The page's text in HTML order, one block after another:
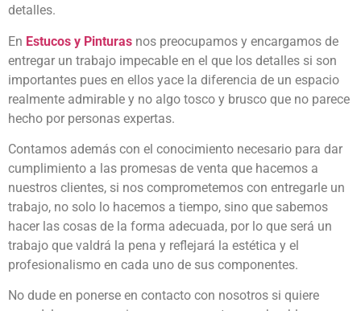
detalles.
En Estucos y Pinturas nos preocupamos y encargamos de
entregar un trabajo impecable en el que los detalles si son
importantes pues en ellos yace la diferencia de un espacio
realmente admirable y no algo tosco y brusco que no parece
hecho por personas expertas.
Contamos además con el conocimiento necesario para dar
cumplimiento a las promesas de venta que hacemos a
nuestros clientes, si nos comprometemos con entregarle un
trabajo, no solo lo hacemos a tiempo, sino que sabemos
hacer las cosas de la forma adecuada, por lo que será un
trabajo que valdrá la pena y reflejará la estética y el
profesionalismo en cada uno de sus componentes.
No dude en ponerse en contacto con nosotros si quiere